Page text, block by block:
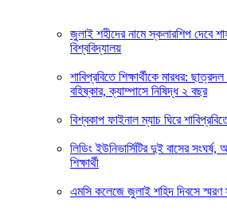
জুলাই শহীদের নামে স্কলারশিপ দেবে
বিশ্ববিদ্যালয়
শাবিপ্রবিতে শিক্ষার্থীকে মারধর:
বহিষ্কার, ক্যাম্পাসে নিষিদ্ধ ২ বছর
বিশ্বকাপ ফাইনাল ম্যাচ ঘিরে
লিডিং ইউনিভার্সিটির দুই বাসের
শিক্ষার্থী
এমসি কলেজে জুলাই শহিদ দিবসে স্মরণ